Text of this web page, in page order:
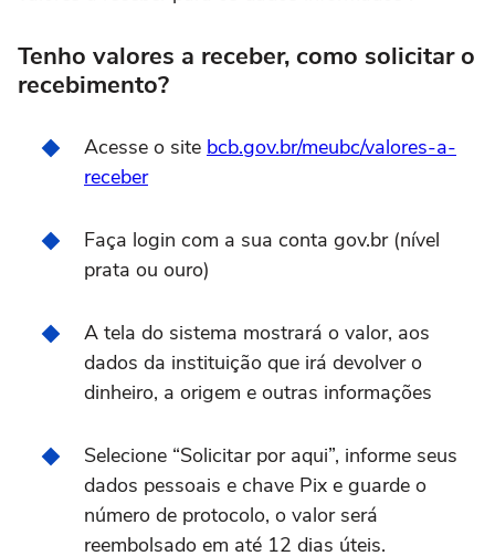
Tenho valores a receber, como solicitar o
recebimento?
Acesse o site bcb.gov.br/meubc/valores-a-
receber
Faça login com a sua conta gov.br (nível
prata ou ouro)
A tela do sistema mostrará o valor, aos
dados da instituição que irá devolver o
dinheiro, a origem e outras informações
Selecione “Solicitar por aqui”, informe seus
dados pessoais e chave Pix e guarde o
número de protocolo, o valor será
reembolsado em até 12 dias úteis.